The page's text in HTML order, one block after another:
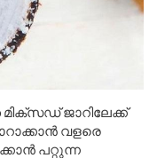
ജാറിലേക്ക്
വളരെ
പറ്റുന്ന